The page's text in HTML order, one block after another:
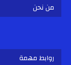
من نحن
روابط مهمة